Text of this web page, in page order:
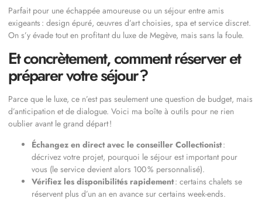
Parfait pour une échappée amoureuse ou un séjour entre amis
exigeants : design épuré, œuvres d’art choisies, spa et service discret.
On s’y évade tout en profitant du luxe de Megève, mais sans la foule.
Et concrètement, comment réserver et
préparer votre séjour ?
Parce que le luxe, ce n’est pas seulement une question de budget, mais
d’anticipation et de dialogue. Voici ma boîte à outils pour ne rien
oublier avant le grand départ !
Échangez en direct avec le conseiller Collectionist:
décrivez votre projet, pourquoi le séjour est important pour
vous (le service devient alors 100 % personnalisé).
Vérifiez les disponibilités rapidement: certains chalets se
réservent plus d’un an en avance sur certains week-ends.